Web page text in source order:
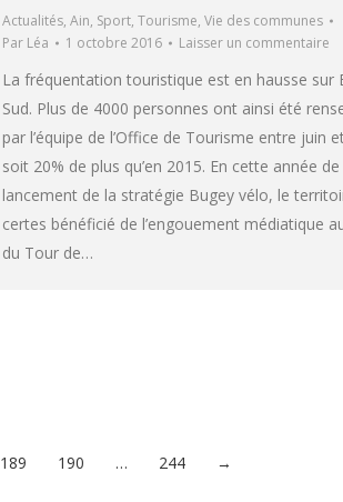
Actualités, Ain, Sport, Tourisme, Vie des communes
Par Léa 1 octobre 2016 Laisser un commentaire
La fréquentation touristique est en hausse sur
Sud. Plus de 4000 personnes ont ainsi été
par l’équipe de l’Office de Tourisme entre juin
soit 20% de plus qu’en 2015. En cette année de
lancement de la stratégie Bugey vélo, le
certes bénéficié de l’engouement médiatique
du Tour de…
189 190 … 244 →